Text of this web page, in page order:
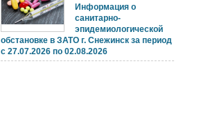
Информация о
санитарно-
эпидемиологической
обстановке в ЗАТО г. Снежинск за период
с 27.07.2026 по 02.08.2026